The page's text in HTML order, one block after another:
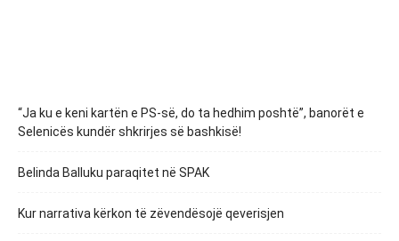
“Ja ku e keni kartën e PS-së, do ta hedhim poshtë”, banorët e
Selenicës kundër shkrirjes së bashkisë!
Belinda Balluku paraqitet në SPAK
Kur narrativa kërkon të zëvendësojë qeverisjen